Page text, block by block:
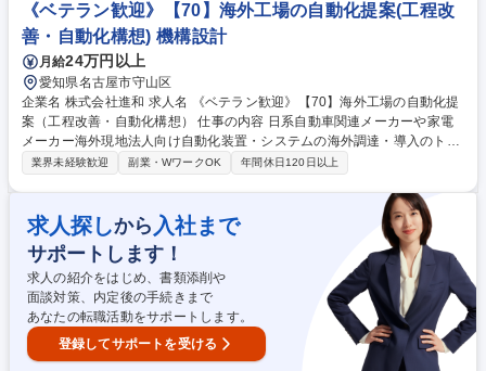
《ベテラン歓迎》【70】海外工場の自動化提案(工程改
善・自動化構想) 機構設計
月給24万円以上
愛知県名古屋市守山区
企業名 株式会社進和 求人名 《ベテラン歓迎》【70】海外工場の自動化提
案（工程改善・自動化構想） 仕事の内容 日系自動車関連メーカーや家電
メーカー海外現地法人向け自動化装置・システムの海外調達・導入のトー
タル支援をエンジニアの立場で行っていただきます。 ◆自動化構想提案
要望の具現化（自動化仕様作成や全体最適化検討を行っていただきま
す。） 【働き方】■残業：10～20時間程度/月 ※繁閑期によって異なりま
す。■海外出張：年に2回～3回(2週間)程度 ※担当プロジェクトによって異
なります。 募集職種 《ベテラン歓迎》【70】海外工場の自動化提案（工
程改善・自動化構想）
業界未経験歓迎 副業・WワークOK 年間休日120日以上
求人探しから 入社まで
サポートします！
求人の紹介をはじめ、書類添削や
面談対策、内定後の手続きまで
あなたの転職活動をサポートします。
登録してサポートを受ける